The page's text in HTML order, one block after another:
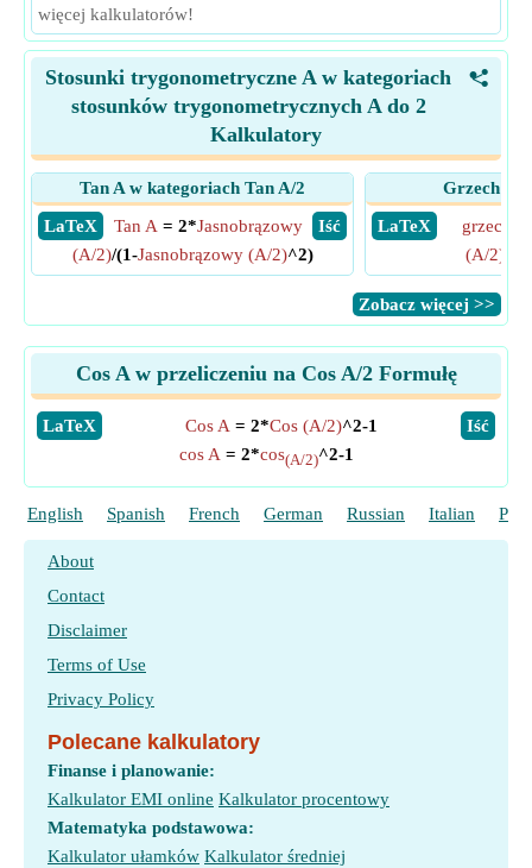
więcej kalkulatorów!
<
Stosunki trygonometryczne A w kategoriach
stosunków trygonometrycznych A do 2
Kalkulatory
Tan A w kategoriach Tan A/2
​ LaTeX
​ Iść
Tan A = 2*Jasnobrązowy
(A/2)/(1-Jasnobrązowy (A/2)^2)
Grzech A
​ LaTeX
grzech A
(A/2)
​Zobacz więcej >>
Cos A w przeliczeniu na Cos A/2 Formułę
​LaTeX ​Iść
Cos A = 2*Cos (A/2)^2-1
cos A = 2*cos(A/2)^2-1
English Spanish French German Russian Italian
About
Contact
Disclaimer
Terms of Use
Privacy Policy
Polecane kalkulatory
Finanse i planowanie:
Kalkulator EMI online Kalkulator procentowy
Matematyka podstawowa:
Kalkulator ułamków Kalkulator średniej